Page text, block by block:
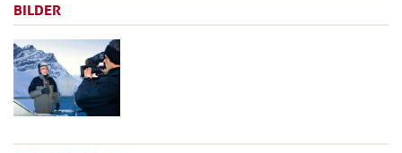
BILDER